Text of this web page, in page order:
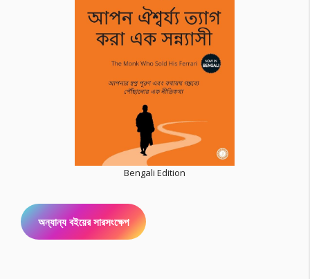
Bengali Edition
অন্যান্য বইয়ের সারসংক্ষেপ